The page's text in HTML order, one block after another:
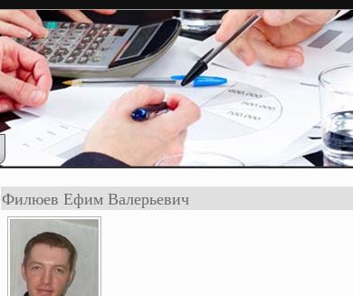
Филюев Ефим Валерьевич